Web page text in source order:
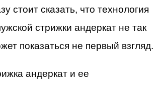
стоит сказать, что технология
стрижки андеркат не так
показаться не первый взгляд.